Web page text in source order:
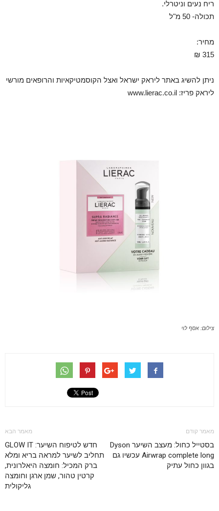
ריח נעים וניטרלי.
תכולה- 50 מ"ל
מחיר:
315 ₪
ניתן להשיג באתר ליראק ישראל ואצל הקוסמטיקאיות והרופאים מורשי
ליראק פריז: www.lierac.co.il
צילום: אסף לוי
מאמר קודם
בסטייל כחול: מעצב השיער Dyson
Airwrap complete long עכשיו גם
בגוון כחול עתיק
מאמר הבא
חדש לטיפוח השיער: GLOW IT
תחליב לשיער למראה בריא ומלא
ברק המכיל: חומצה היאלרונית,
קרטין טהור, שמן ארגן וחומצה
גליקולית